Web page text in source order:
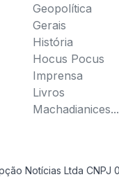
Geopolítica
Gerais
História
Hocus Pocus
Imprensa
Livros
Machadianices...
Notícias Ltda CNPJ